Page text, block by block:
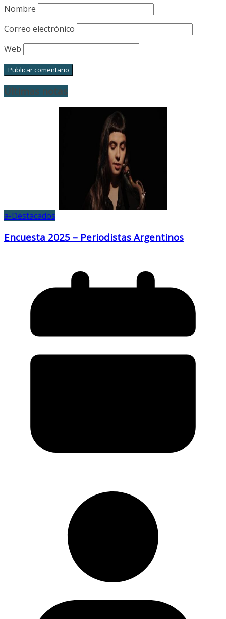
Nombre
Correo electrónico
Web
Últimas notas
a-Destacados
Encuesta 2025 – Periodistas Argentinos